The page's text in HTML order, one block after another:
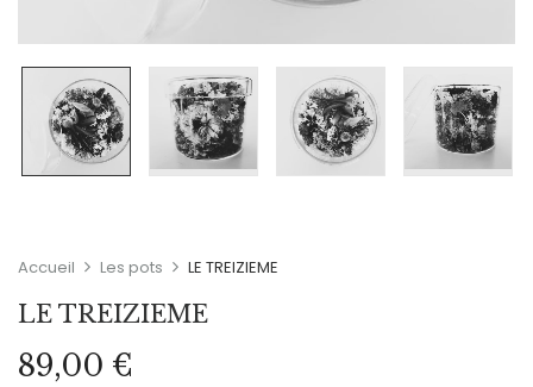
Accueil Les pots LE TREIZIEME
LE TREIZIEME
89,00 €